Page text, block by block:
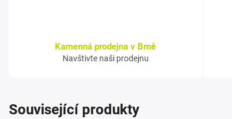
Kamenná prodejna v Brně
Navštivte naši prodejnu
Související produkty